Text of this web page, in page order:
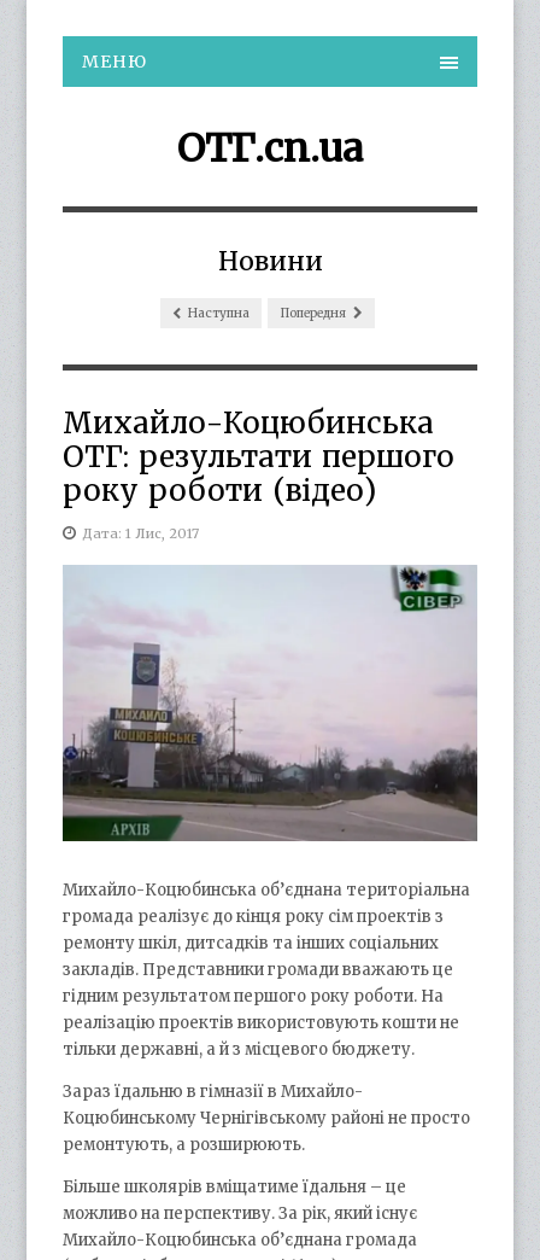
МЕНЮ
ОТГ.cn.ua
Новини
Наступна Попередня
Михайло-Коцюбинська
ОТГ: результати першого
року роботи (відео)
Дата: 1 Лис, 2017
Михайло-Коцюбинська об’єднана територіальна
громада реалізує до кінця року сім проектів з
ремонту шкіл, дитсадків та інших соціальних
закладів. Представники громади вважають це
гідним результатом першого року роботи. На
реалізацію проектів використовують кошти не
тільки державні, а й з місцевого бюджету.
Зараз їдальню в гімназії в Михайло-
Коцюбинському Чернігівському районі не просто
ремонтують, а розширюють.
Більше школярів вміщатиме їдальня – це
можливо на перспективу. За рік, який існує
Михайло-Коцюбинська об’єднана громада